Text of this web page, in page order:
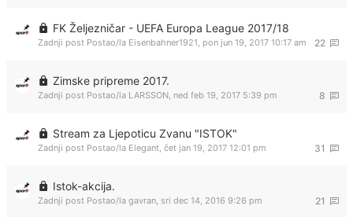
FK Željezničar - UEFA Europa League 2017/18
22
Zadnji post Postao/la Eisenbahner1921, pon jun 19, 2017 10:17 am
Zimske pripreme 2017.
8
Zadnji post Postao/la LARSSON, ned feb 19, 2017 5:39 pm
Stream za Ljepoticu Zvanu "ISTOK"
31
Zadnji post Postao/la Elegant, čet jan 19, 2017 12:01 pm
Istok-akcija.
21
Zadnji post Postao/la gavran, sri dec 14, 2016 9:26 pm